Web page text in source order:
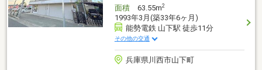
面積63.55m2
1993年3月(築33年6ヶ月)
能勢電鉄 山下駅 徒歩11分
その他の交通
兵庫県川西市山下町